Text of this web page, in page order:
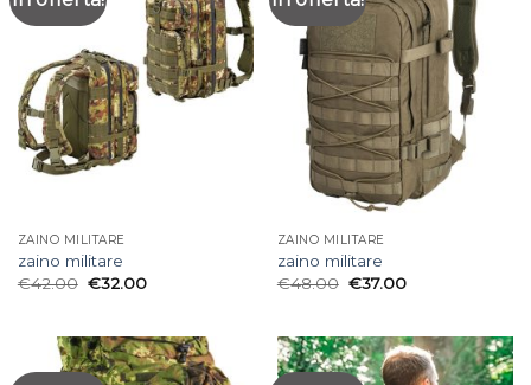
ZAINO MILITARE
zaino militare
€42.00 €32.00
ZAINO MILITARE
zaino militare
€48.00 €37.00